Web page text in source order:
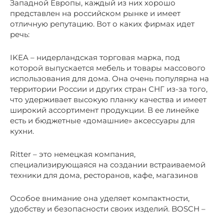
Западной Европы, каждый из них хорошо
представлен на российском рынке и имеет
отличную репутацию. Вот о каких фирмах идет
речь:
IKEA – нидерландская торговая марка, под
которой выпускается мебель и товары массового
использования для дома. Она очень популярна на
территории России и других стран СНГ из-за того,
что удерживает высокую планку качества и имеет
широкий ассортимент продукции. В ее линейке
есть и бюджетные «домашние» аксессуары для
кухни.
Ritter – это немецкая компания,
специализирующаяся на создании встраиваемой
техники для дома, ресторанов, кафе, магазинов
Особое внимание она уделяет компактности,
удобству и безопасности своих изделий. BOSCH –